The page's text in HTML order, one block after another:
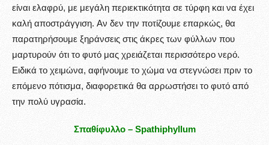
είναι ελαφρύ, με μεγάλη περιεκτικότητα σε τύρφη και να έχει
καλή αποστράγγιση. Αν δεν την ποτίζουμε επαρκώς, θα
παρατηρήσουμε ξηράνσεις στις άκρες των φύλλων που
μαρτυρούν ότι το φυτό μας χρειάζεται περισσότερο νερό.
Ειδικά το χειμώνα, αφήνουμε το χώμα να στεγνώσει πριν το
επόμενο πότισμα, διαφορετικά θα αρρωστήσει το φυτό από
την πολύ υγρασία.
Σπαθίφυλλο – Spathiphyllum